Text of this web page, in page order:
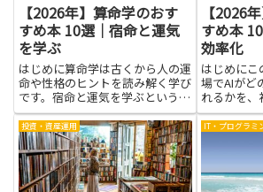
【2026年】算命学のおす
すめ本 10選｜宿命と運気
を学ぶ
はじめに算命学は古くから人の運
命や性格のヒントを読み解く学び
です。宿命と運気を学ぶという視
点は、自分の強みや弱みを知る手
がかりになり、日々の選択を少し
丁寧に考えるきっかけになりま
す。難しそうに見えるかもしれま
せんが、基本は自分の生活や人間
関...
【2026
すめ本
効率化
はじめにこ
場でAIがど
れるかを、
く説明しま
わせは、日
しを速く正
投資・資産運用 IT・プログラミ